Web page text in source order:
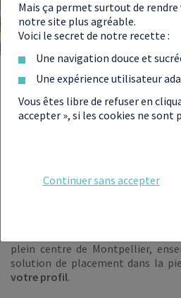
SELEXIUM, AGENCE
IMMOBILIER À
afin que vous puissiez
investissements qui vous
. Avec l’aide de nos
réussir
plein centre de Montpellier,
solution de placement dans la
votre profil.
Mais ça permet surtout de
notre site plus agréable.
Voici le secret de notre recette :
Une navigation douce et
Une expérience utilisateur
Vous êtes libre de refuser en
accepter », si les cookies ne sont
Continuer sans accepter